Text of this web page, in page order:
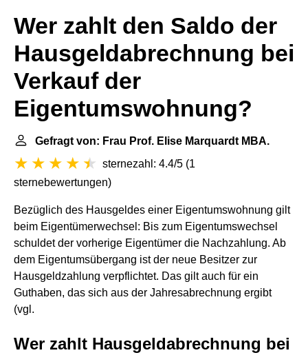
Wer zahlt den Saldo der
Hausgeldabrechnung bei
Verkauf der
Eigentumswohnung?
Gefragt von: Frau Prof. Elise Marquardt MBA.
sternezahl: 4.4/5 (1
sternebewertungen)
Bezüglich des Hausgeldes einer Eigentumswohnung gilt
beim Eigentümerwechsel: Bis zum Eigentumswechsel
schuldet der vorherige Eigentümer die Nachzahlung. Ab
dem Eigentumsübergang ist der neue Besitzer zur
Hausgeldzahlung verpflichtet. Das gilt auch für ein
Guthaben, das sich aus der Jahresabrechnung ergibt
(vgl.
Wer zahlt Hausgeldabrechnung bei